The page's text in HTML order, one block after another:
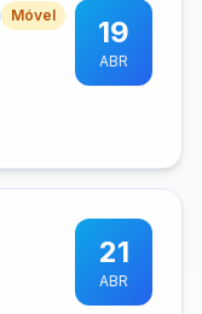
Móvel 19
ABR
21
ABR